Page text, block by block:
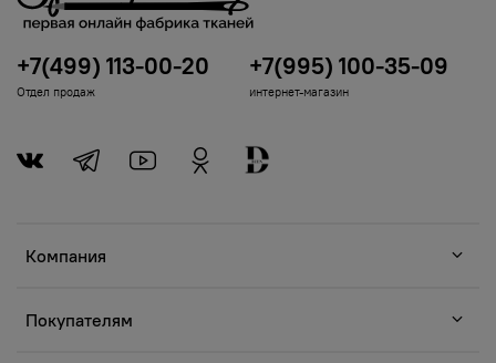
Компания
Покупателям
+7(499) 113-00-20
Отдел продаж
+7(995) 100-35-09
интернет-магазин